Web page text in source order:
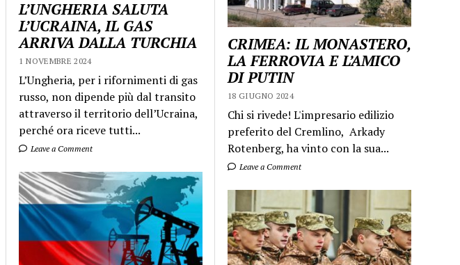
CRIMEA: IL MONASTERO,
LA FERROVIA E L’AMICO
DI PUTIN
18 GIUGNO 2024
Chi si rivede! L'impresario edilizio
preferito del Cremlino, Arkady
Rotenberg, ha vinto con la sua...
Leave a Comment
L’UNGHERIA SALUTA
L’UCRAINA, IL GAS
ARRIVA DALLA TURCHIA
1 NOVEMBRE 2024
L’Ungheria, per i rifornimenti di gas
russo, non dipende più dal transito
attraverso il territorio dell’Ucraina,
perché ora riceve tutti...
Leave a Comment